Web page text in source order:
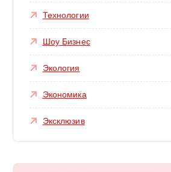
Технологии
Шоу Бизнес
Экология
Экономика
Эксклюзив